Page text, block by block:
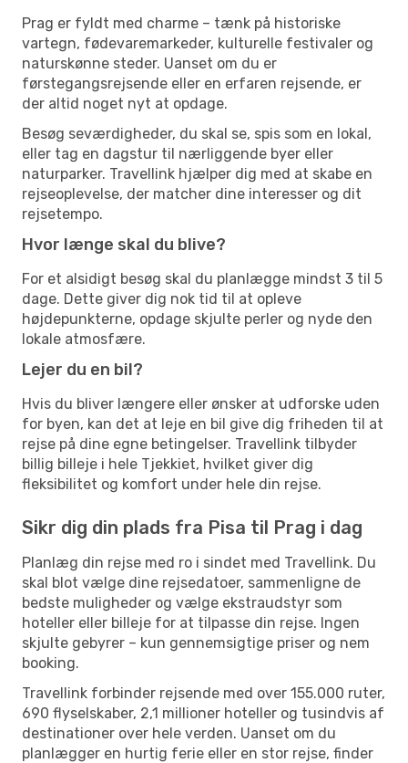
Prag er fyldt med charme – tænk på historiske
vartegn, fødevaremarkeder, kulturelle festivaler og
naturskønne steder. Uanset om du er
førstegangsrejsende eller en erfaren rejsende, er
der altid noget nyt at opdage.
Besøg seværdigheder, du skal se, spis som en lokal,
eller tag en dagstur til nærliggende byer eller
naturparker. Travellink hjælper dig med at skabe en
rejseoplevelse, der matcher dine interesser og dit
rejsetempo.
Hvor længe skal du blive?
For et alsidigt besøg skal du planlægge mindst 3 til 5
dage. Dette giver dig nok tid til at opleve
højdepunkterne, opdage skjulte perler og nyde den
lokale atmosfære.
Lejer du en bil?
Hvis du bliver længere eller ønsker at udforske uden
for byen, kan det at leje en bil give dig friheden til at
rejse på dine egne betingelser. Travellink tilbyder
billig billeje i hele Tjekkiet, hvilket giver dig
fleksibilitet og komfort under hele din rejse.
Sikr dig din plads fra Pisa til Prag i dag
Planlæg din rejse med ro i sindet med Travellink. Du
skal blot vælge dine rejsedatoer, sammenligne de
bedste muligheder og vælge ekstraudstyr som
hoteller eller billeje for at tilpasse din rejse. Ingen
skjulte gebyrer – kun gennemsigtige priser og nem
booking.
Travellink forbinder rejsende med over 155.000 ruter,
690 flyselskaber, 2,1 millioner hoteller og tusindvis af
destinationer over hele verden. Uanset om du
planlægger en hurtig ferie eller en stor rejse, finder